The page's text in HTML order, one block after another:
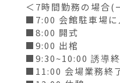
＜7時間勤務の場合(
■7:00 会館駐車場に
■8:00 開式
■9:00 出棺
■9:30~10:00 誘導
■11:00 会場業務終